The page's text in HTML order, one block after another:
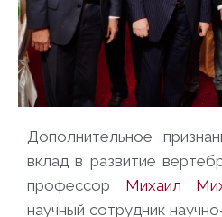
Дополнительное
вклад в развитие
профессор Михаил
научный сотрудник